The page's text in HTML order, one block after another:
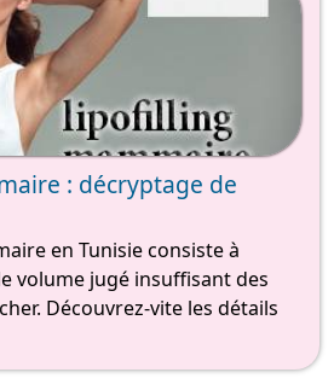
: décryptage de
en Tunisie consiste à
volume jugé insuffisant des
Découvrez-vite les détails